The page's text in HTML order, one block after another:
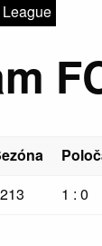
1 : 0